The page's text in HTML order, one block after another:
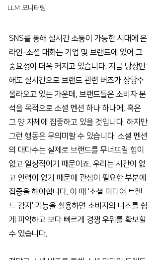
LLM 모니터링
SNS를 통해 실시간 소통이 가능한 시대에 온
라인-소셜 대화는 기업 및 브랜드에 있어 그
중요성이 더욱 커지고 있습니다. 지금 당장만
해도 실시간으로 브랜드 관련 버즈가 상당수
올라오고 있는 가운데, 브랜드들은 소비자 분
석을 목적으로 소셜 멘션 하나 하나에, 혹은
그 양 자체에 집중하고 있을 것입니다. 하지만
그런 행동은 무의미할 수 있습니다. 소셜 멘션
의 대다수는 실제로 브랜드를 무너뜨릴 힘이
없고 일상적이기 때문이죠. 우리는 시간이 없
고 인력이 없기 때문에 관심이 필요한 부분에
집중을 해야합니다. 이 때 '소셜 미디어 트렌
드 감지' 기능을 활용하면 소비자의 니즈를 쉽
게 파악하고 보다 빠르게 경쟁 우위를 확보할
수 있습니다.